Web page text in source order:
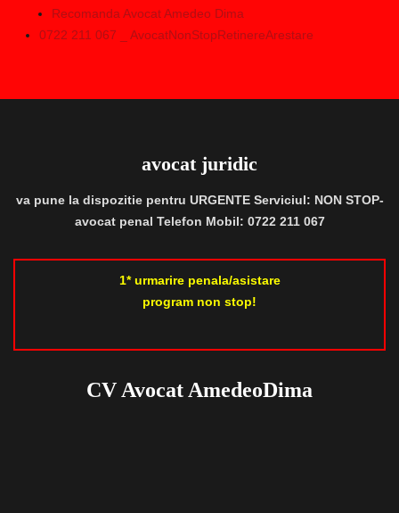
Recomanda Avocat Amedeo Dima
0722 211 067 _ AvocatNonStopRetinereArestare
avocat juridic
va pune la dispozitie pentru URGENTE Serviciul: NON STOP-
avocat penal Telefon Mobil: 0722 211 067
1* urmarire penala/asistare
program non stop!
CV Avocat AmedeoDima